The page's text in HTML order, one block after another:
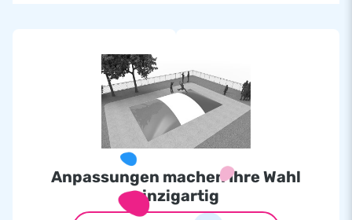
Anpassungen machen Ihre Wahl
einzigartig